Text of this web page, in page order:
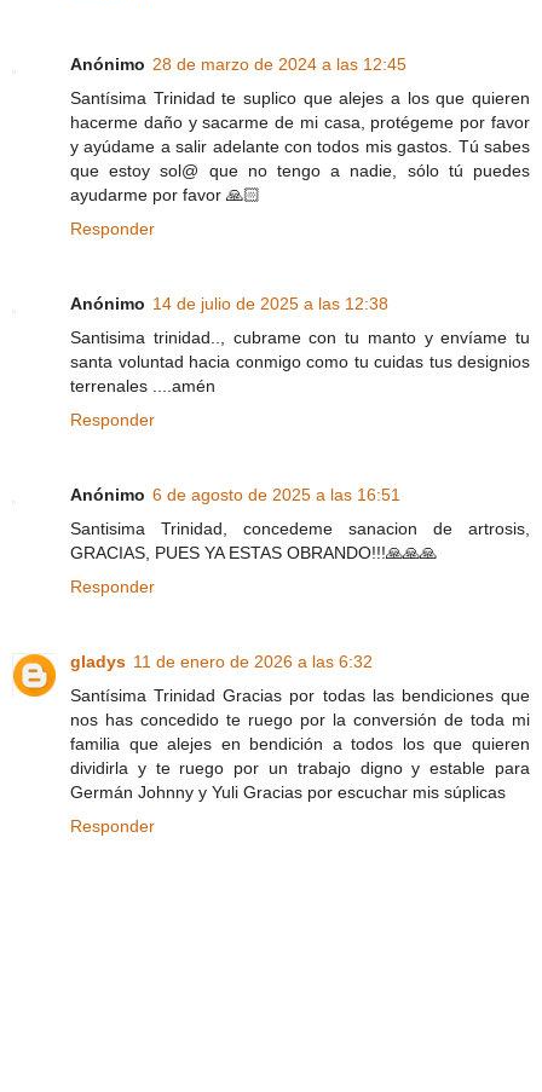
Anónimo 28 de marzo de 2024 a las 12:45
Santísima Trinidad te suplico que alejes a los que quieren
hacerme daño y sacarme de mi casa, protégeme por favor
y ayúdame a salir adelante con todos mis gastos. Tú sabes
que estoy sol@ que no tengo a nadie, sólo tú puedes
ayudarme por favor 🙏🏻
Responder
Anónimo 14 de julio de 2025 a las 12:38
Santisima trinidad.., cubrame con tu manto y envíame tu
santa voluntad hacia conmigo como tu cuidas tus designios
terrenales ....amén
Responder
Anónimo 6 de agosto de 2025 a las 16:51
Santisima Trinidad, concedeme sanacion de artrosis,
GRACIAS, PUES YA ESTAS OBRANDO!!!🙏🙏🙏
Responder
gladys 11 de enero de 2026 a las 6:32
Santísima Trinidad Gracias por todas las bendiciones que
nos has concedido te ruego por la conversión de toda mi
familia que alejes en bendición a todos los que quieren
dividirla y te ruego por un trabajo digno y estable para
Germán Johnny y Yuli Gracias por escuchar mis súplicas
Responder